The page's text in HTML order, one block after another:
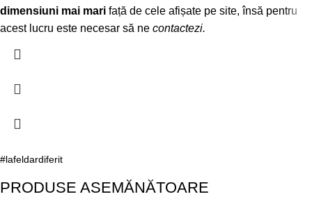
dimensiuni mai mari față de cele afișate pe site, însă pentru
acest lucru este necesar să ne contactezi.
#lafeldardiferit
PRODUSE ASEMĂNĂTOARE